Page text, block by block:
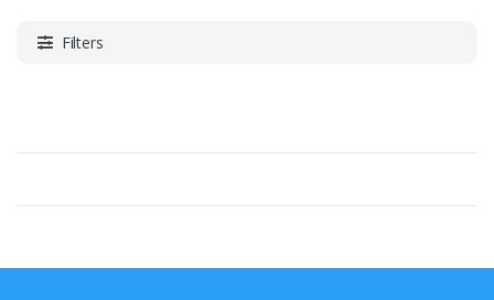
Retelistica , periferice PC
Sisteme fotovoltaice
Filters